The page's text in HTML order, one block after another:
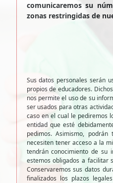
comunicaremos su
zonas restringidas de
Sus datos personales serán
propios de educadores.
nos permite el uso de su
ser usados para otras
caso en el cual le pediremos
entidad que esté
pedimos. Asimismo,
necesiten tener acceso a la
tendrán conocimiento de su
estemos obligados a facilitar
Conservaremos sus datos
finalizados los plazos